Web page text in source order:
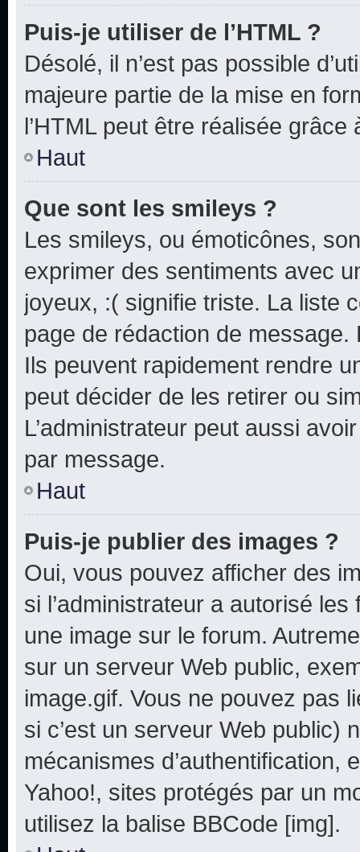
Puis-je utiliser de l’HTML ?
Désolé, il n’est pas possible
majeure partie de la mise en
l’HTML peut être réalisée grâce
Haut
Que sont les smileys ?
Les smileys, ou émoticônes,
exprimer des sentiments avec
joyeux, :( signifie triste. La liste
page de rédaction de
Ils peuvent rapidement rendre
peut décider de les retirer ou
L’administrateur peut aussi
par message.
Haut
Puis-je publier des images ?
Oui, vous pouvez afficher des
si l’administrateur a autorisé
une image sur le forum.
sur un serveur Web public,
image.gif. Vous ne pouvez pas
si c’est un serveur Web public)
mécanismes d’authentification,
Yahoo!, sites protégés par un
utilisez la balise BBCode [img].